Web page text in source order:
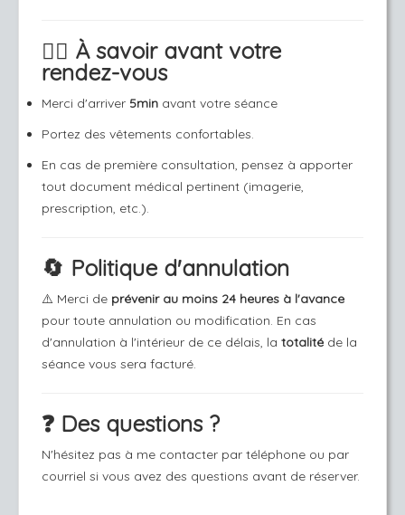
🙋‍♂️ À savoir avant votre
rendez-vous
Merci d'arriver 5min avant votre séance
Portez des vêtements confortables.
En cas de première consultation, pensez à apporter
tout document médical pertinent (imagerie,
prescription, etc.).
🔄 Politique d'annulation
⚠️ Merci de prévenir au moins 24 heures à l'avance
pour toute annulation ou modification. En cas
d'annulation à l'intérieur de ce délais, la totalité de la
séance vous sera facturé.
❓ Des questions ?
N'hésitez pas à me contacter par téléphone ou par
courriel si vous avez des questions avant de réserver.